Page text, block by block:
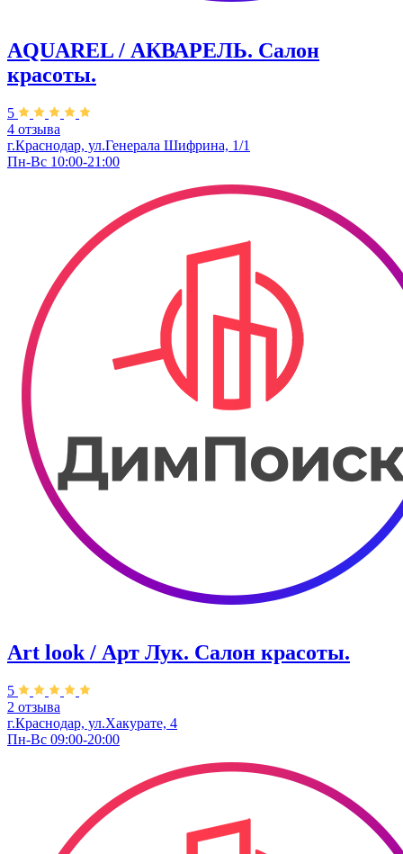
AQUAREL / АКВАРЕЛЬ. Салон
красоты.
5
4 отзыва
г.Краснодар, ул.Генерала Шифрина, 1/1
Пн-Вс 10:00-21:00
Art look / Арт Лук. Салон красоты.
5
2 отзыва
г.Краснодар, ул.Хакурате, 4
Пн-Вс 09:00-20:00